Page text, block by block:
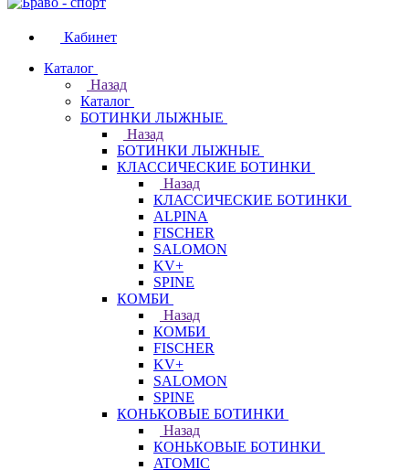
Кабинет
Каталог
Назад
Каталог
БОТИНКИ ЛЫЖНЫЕ
Назад
БОТИНКИ ЛЫЖНЫЕ
КЛАССИЧЕСКИЕ БОТИНКИ
Назад
КЛАССИЧЕСКИЕ БОТИНКИ
ALPINA
FISCHER
SALOMON
KV+
SPINE
КОМБИ
Назад
КОМБИ
FISCHER
KV+
SALOMON
SPINE
КОНЬКОВЫЕ БОТИНКИ
Назад
КОНЬКОВЫЕ БОТИНКИ
ATOMIC